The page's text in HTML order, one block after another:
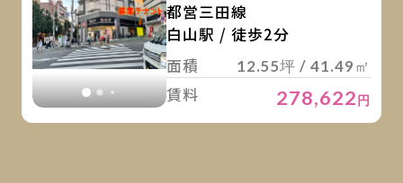
都営三田線
白山駅 / 徒歩2分
面積
12.55坪 / 41.49㎡
賃料 278,622円